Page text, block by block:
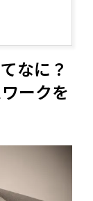
なに？
ークを